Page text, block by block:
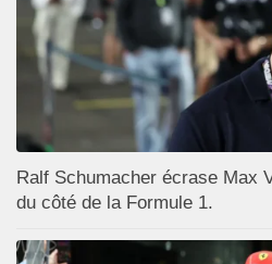
Ralf Schumacher écrase Max
du côté de la Formule 1.